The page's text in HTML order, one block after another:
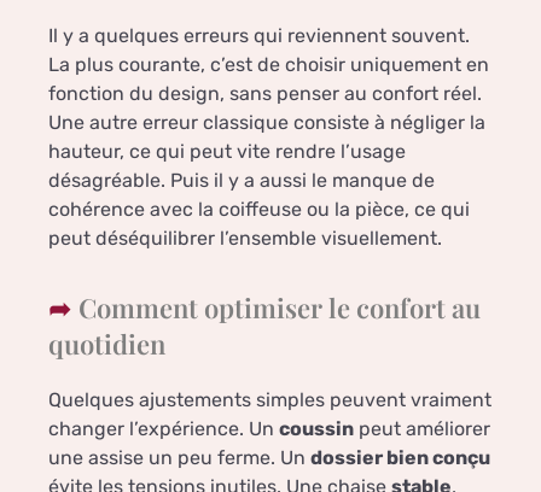
Il y a quelques erreurs qui reviennent souvent.
La plus courante, c’est de choisir uniquement en
fonction du design, sans penser au confort réel.
Une autre erreur classique consiste à négliger la
hauteur, ce qui peut vite rendre l’usage
désagréable. Puis il y a aussi le manque de
cohérence avec la coiffeuse ou la pièce, ce qui
peut déséquilibrer l’ensemble visuellement.
Comment optimiser le confort au
quotidien
Quelques ajustements simples peuvent vraiment
changer l’expérience. Un coussin peut améliorer
une assise un peu ferme. Un dossier bien conçu
évite les tensions inutiles. Une chaise stable,